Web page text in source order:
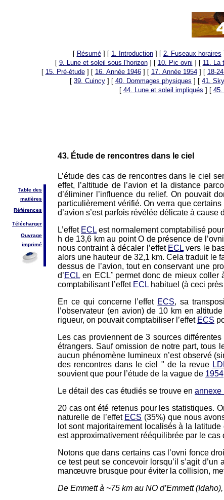
[ Résumé] [ 1. Introduction] [ 2. Fuseaux horaires ]
[ 9. Lune et soleil sous l'horizon] [ 10. Pic ovni ] [ 11. La
[ 15. Pré-étude] [ 16. Année 1946] [ 17. Année 1954] [ 18-
[ 39. Cuincy ] [ 40. Dommages physiques ] [ 41.
[ 44. Lune et soleil impliqués ] [ 45.
Table des
matières
Références
Télécharger
Ouvrage
imprimé
43. Étude de rencontres dans le ciel
L’étude des cas de rencontres dans le ciel
effet, l’altitude de l’avion et la distance
d’éliminer l’influence du relief. On pouvait
particulièrement vérifié. On verra que
d’avion s’est parfois révélée délicate à
L’effet ECL est normalement comptabilisé
h de 13,6 km au point O de présence de
nous contraint à décaler l’effet ECL vers le
alors une hauteur de 32,1 km. Cela traduit le
dessus de l’avion, tout en conservant une
d’ECL en ECL’permet donc de mieux coller
comptabilisant l’effet ECL habituel (à ceci près
En ce qui concerne l’effet ECS, sa
l’observateur (en avion) de 10 km en
rigueur, on pouvait comptabiliser l’effet ECS
Les cas proviennent de 3 sources
étrangers. Sauf omission de notre part, tous
aucun phénomène lumineux n’est observé
des rencontres dans le ciel " de la revue
souvient que pour l’étude de la vague de 1954
Le détail des cas étudiés se trouve en annexe
20 cas ont été retenus pour les statistiques.
naturelle de l’effet ECS (35%) que nous
lot sont majoritairement localisés à la
est approximativement rééquilibrée par le cas
Notons que dans certains cas l’ovni fonce
ce test peut se concevoir lorsqu’il s’agit
manœuvre brusque pour éviter la collision,
De Emmett à ~75 km au NO d’Emmett